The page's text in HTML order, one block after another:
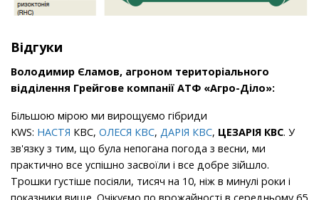
Відгуки
Володимир Єламов, агроном територіального
відділення Грейгове компанії АТФ «Агро-Діло»:
Більшою мірою ми вирощуємо гібриди
KWS: НАСТЯ КВС, ОЛЕСЯ КВС, ДАРІЯ КВС, ЦЕЗАРІЯ КВС. У
зв'язку з тим, що була непогана погода з весни, ми
практично все успішно засвоїли і все добре зійшло.
Трошки густіше посіяли, тисяч на 10, ніж в минулі роки і